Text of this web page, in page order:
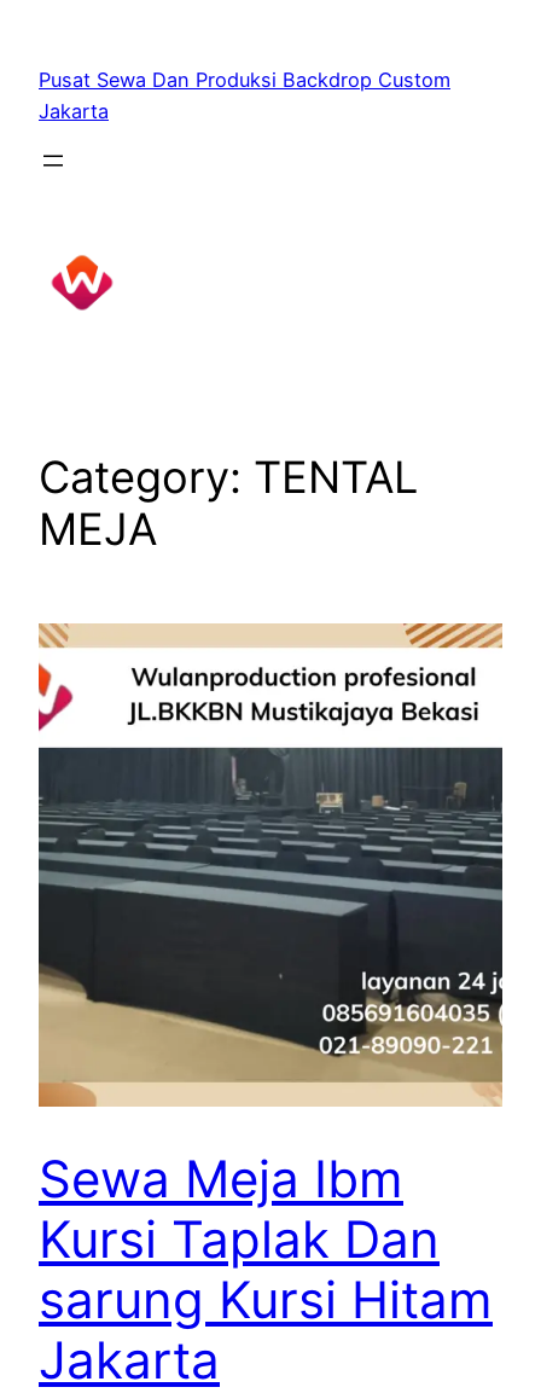
content
Pusat Sewa Dan Produksi Backdrop Custom
Jakarta
Category: TENTAL
MEJA
Sewa Meja Ibm
Kursi Taplak Dan
sarung Kursi Hitam
Jakarta